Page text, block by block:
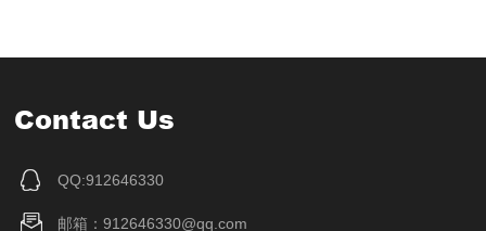
Contact Us
QQ:912646330
邮箱：912646330@qq.com